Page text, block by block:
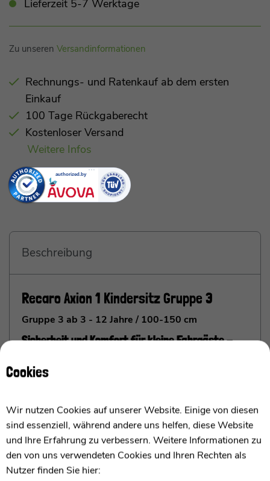
Lieferzeit 5-7 Werktage
Zu unseren Versandinformationen
Rechnungs- und Ratenkauf ab dem ersten
Einkauf
100 Tage Rückgaberecht
Kostenloser Versand
Weitere Infos
Beschreibung
Recaro Axion 1 Kindersitz Gruppe 3
Gruppe 3 ab 3 - 12 Jahre / 100-150 cm
Sicherheit und Komfort für kleine Fahrgäste -
Ich bin der Recaro Axion 1 Kindersitz, Euer perfekter
Eurem Kind. Entwickelt für Kinder von 3 bis 12
Jahren, biete ich ein leichtgewichtiges Design, das
eine mühelose Handhabung garantiert, egal ob auf
Langstrecken- oder Kurzstreckenfahrten.
Cookies
Wir nutzen Cookies auf unserer Website. Einige von diesen
sind essenziell, während andere uns helfen, diese Website
und Ihre Erfahrung zu verbessern. Weitere Informationen zu
den von uns verwendeten Cookies und Ihren Rechten als
Nutzer finden Sie hier: